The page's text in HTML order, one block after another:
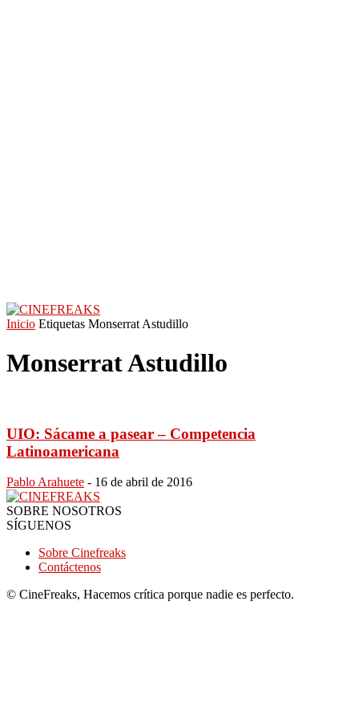
Inicio Etiquetas Monserrat Astudillo
Monserrat Astudillo
UIO: Sácame a pasear – Competencia
Latinoamericana
Pablo Arahuete - 16 de abril de 2016
SOBRE NOSOTROS
SÍGUENOS
Sobre Cinefreaks
Contáctenos
© CineFreaks, Hacemos crítica porque nadie es perfecto.